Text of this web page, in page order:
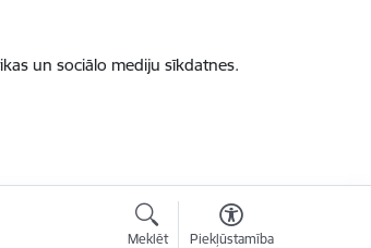
un sociālo mediju sīkdatnes.
Meklēt Piekļūstamība